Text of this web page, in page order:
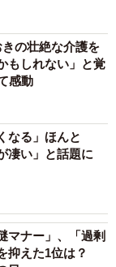
の壮絶な介護を
もしれない」と覚
感動
なる」ほんと
凄い」と話題に
マナー」、「過剰
抑えた1位は？